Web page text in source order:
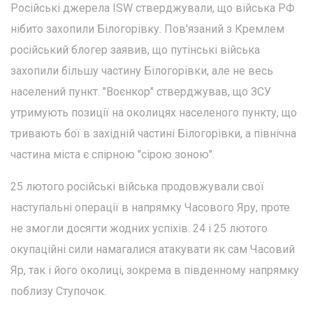
Російські джерела ISW стверджували, що війська РФ
нібито захопили Білогорівку. Пов'язаний з Кремлем
російський блогер заявив, що путінські війська
захопили більшу частину Білогорівки, але не весь
населений пункт. "Воєнкор" стверджував, що ЗСУ
утримують позиції на околицях населеного пункту, що
тривають бої в західній частині Білогорівки, а північна
частина міста є спірною "сірою зоною".
25 лютого російські війська продовжували свої
наступальні операції в напрямку Часового Яру, проте
не змогли досягти жодних успіхів. 24 і 25 лютого
окупаційні сили намагалися атакувати як сам Часовий
Яр, так і його околиці, зокрема в південному напрямку
поблизу Ступочок.